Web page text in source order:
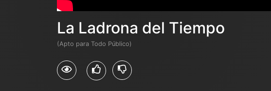
La Ladrona del Tiempo
(Apto para Todo Público)